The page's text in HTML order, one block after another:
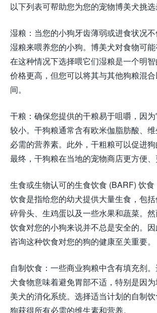
以下列表可帮助您为您的宠物博美犬挑选
湿粮：当您的小狗牙齿薄弱或进食状况
湿粮来喂养您的小狗。博美犬对食物可
在这种情况下选择喂它们湿粮是一个明
价格更高，但您可以将其与其他狗粮混
间。
干粮：确保您提供的干粮易于咀嚼，因
较小。干狗粮通常含有欧米伽脂肪酸、
必需的营养素。此外，干粗粮可以促进狗
最终，干狗粮在当地的宠物商店更方便、
生食或生物认可的生食饮食 (BARF) 饮
饮食是指给您的幼犬提供大量生食，包括
碎骨头、生鸡蛋以及一些水果和蔬菜。
饮食对您的小狗来说并不总是安全的。
咨询这种饮食对您的狗的健康至关重要。
自制饮食：一些商业狗粮中含有填充剂
犬食物意味着避免胃部不适，特别是因
美犬的消化系统。选择适当计划的自制
狗获得所有必需的维生素和营养。